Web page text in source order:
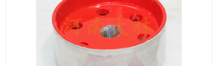
泥浆泵空气包胶囊 气动元件
DY隔膜式离合器 CB离合器